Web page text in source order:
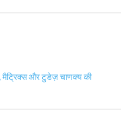
मैट्रिक्स और टुडेज़ चाणक्य की